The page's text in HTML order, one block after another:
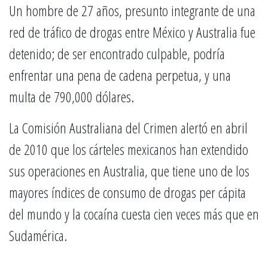
Un hombre de 27 años, presunto integrante de una
red de tráfico de drogas entre México y Australia fue
detenido; de ser encontrado culpable, podría
enfrentar una pena de cadena perpetua, y una
multa de 790,000 dólares.
La Comisión Australiana del Crimen alertó en abril
de 2010 que los cárteles mexicanos han extendido
sus operaciones en Australia, que tiene uno de los
mayores índices de consumo de drogas per cápita
del mundo y la cocaína cuesta cien veces más que en
Sudamérica.